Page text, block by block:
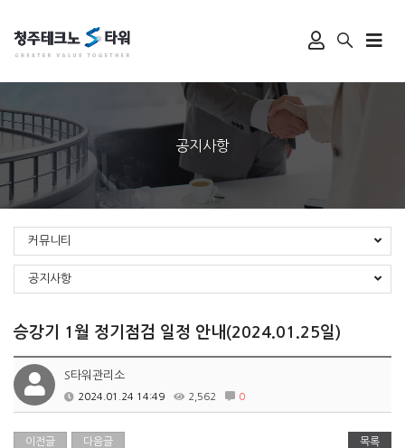
공지사항
커뮤니티
공지사항
승강기 1월 정기점검 일정 안내(2024.01.25일)
S타워관리소
2024.01.24 14:49 2,562 0
이전글 다음글 목록